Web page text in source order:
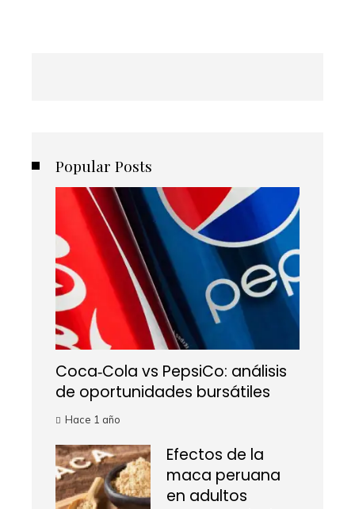
Popular Posts
Coca‑Cola vs PepsiCo: análisis
de oportunidades bursátiles
Hace 1 año
Efectos de la
maca peruana
en adultos